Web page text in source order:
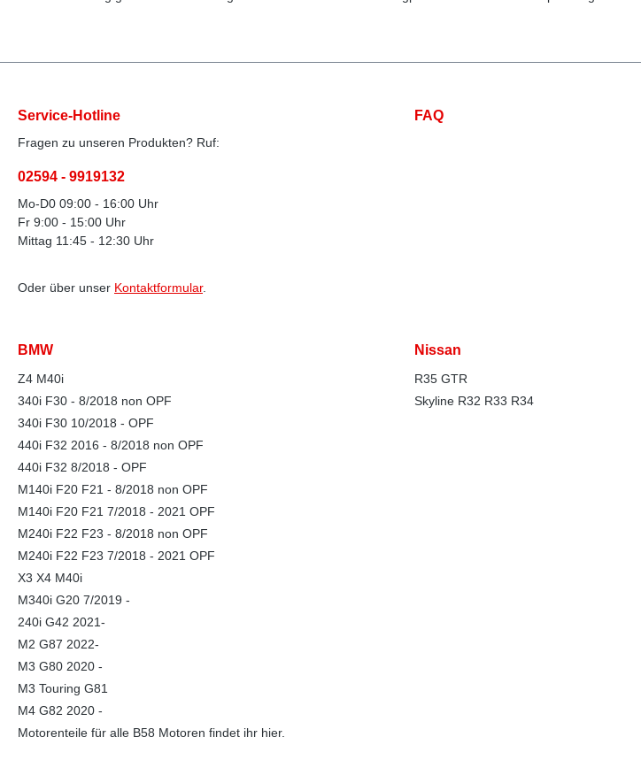
Service-Hotline
Fragen zu unseren Produkten? Ruf:
02594 - 9919132
Mo-D0 09:00 - 16:00 Uhr
Fr 9:00 - 15:00 Uhr
Mittag 11:45 - 12:30 Uhr
Oder über unser Kontaktformular.
FAQ
BMW
Z4 M40i
340i F30 - 8/2018 non OPF
340i F30 10/2018 - OPF
440i F32 2016 - 8/2018 non OPF
440i F32 8/2018 - OPF
M140i F20 F21 - 8/2018 non OPF
M140i F20 F21 7/2018 - 2021 OPF
M240i F22 F23 - 8/2018 non OPF
M240i F22 F23 7/2018 - 2021 OPF
X3 X4 M40i
M340i G20 7/2019 -
240i G42 2021-
M2 G87 2022-
M3 G80 2020 -
M3 Touring G81
M4 G82 2020 -
Motorenteile für alle B58 Motoren findet ihr hier.
Nissan
R35 GTR
Skyline R32 R33 R34